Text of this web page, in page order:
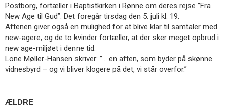
9.0:
Forside
10.0:
Nyheder
11.0:
Kalender
12.0:
Inspiration
13.0:
Værktøjskassen
14.0:
Mission
15.0:
Om
16.0:
Kontakt
Postborg, fortæller i Baptistkirken i Rønne om deres rejse ”Fra
New Age til Gud”. Det foregår tirsdag den 5. juli kl. 19.
Aftenen giver også en mulighed for at blive klar til samtaler med
new-agere, og de to kvinder fortæller, at der sker meget opbrud i
new age-miljøet i denne tid.
Lone Møller-Hansen skriver: ”… en aften, som byder på skønne
vidnesbyrd – og vi bliver klogere på det, vi står overfor.”
ÆLDRE